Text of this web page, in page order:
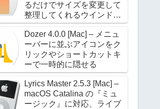
るだけでサイズを変更して
整理してくれるウインドウ
マネージャー
Dozer 4.0.0 [Mac] – メニュ
ーバーに並ぶアイコンをク
リックやショートカットキ
ーで一時的に隠せる
Lyrics Master 2.5.3 [Mac] –
macOS Catalina の『ミュ
ージック』に対応、ライブ